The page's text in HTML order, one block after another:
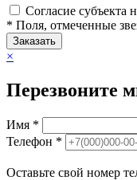
Согласие субъекта
* Поля, отмеченные
Заказать
×
Перезвоните
Имя *
Телефон *
Оставьте свой номер